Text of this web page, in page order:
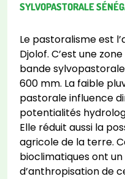
SYLVOPASTORALE
Le pastoralisme est
Djolof. C’est une
bande
600 mm. La faible
pastorale influence
potentialités
Elle réduit aussi la
agricole de la terre.
bioclimatiques ont
d’anthropisation de